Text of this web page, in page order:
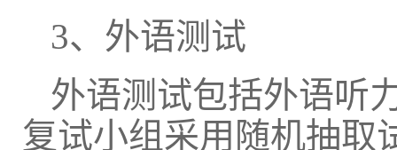
3、外语测试
外语测试包括外语听
复试小组采用随机抽取